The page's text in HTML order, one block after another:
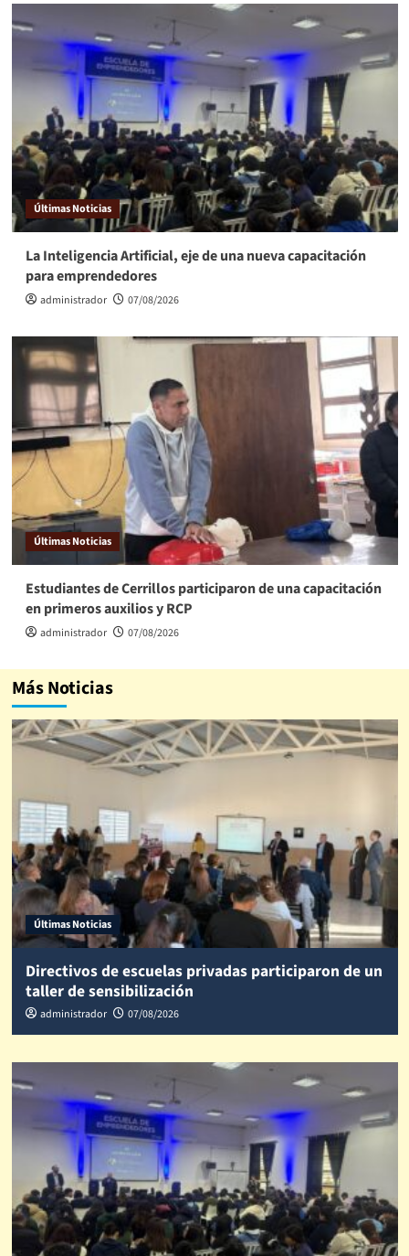
Últimas Noticias
La Inteligencia Artificial, eje de una nueva capacitación
para emprendedores
administrador 07/08/2026
Últimas Noticias
Estudiantes de Cerrillos participaron de una capacitación
en primeros auxilios y RCP
administrador 07/08/2026
Más Noticias
Últimas Noticias
Directivos de escuelas privadas participaron de un
taller de sensibilización
administrador 07/08/2026